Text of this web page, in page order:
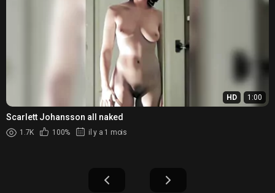
HD 1:00
Scarlett Johansson all naked
1.7K 100% il y a 1 mois